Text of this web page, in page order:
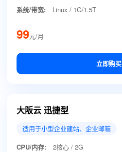
系统/带宽:
Linux / 1G/1.5T
99元/月
立即购买
大阪云 迅捷型
适用于小型企业建站、企业邮箱
CPU/内存:
2核心 / 2G